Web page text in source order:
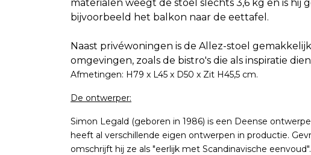
materialen weegt de stoel slechts 3,6 kg en is hij
bijvoorbeeld het balkon naar de eettafel.
Naast privéwoningen is de Allez-stoel
omgevingen, zoals de bistro's die als inspiratie
Afmetingen: H79 x L45 x D50 x Zit H45,5 cm.
De ontwerper:
Simon Legald (geboren in 1986) is een Deense
heeft al verschillende eigen ontwerpen in productie.
omschrijft hij ze als "eerlijk met Scandinavische eenvoud".